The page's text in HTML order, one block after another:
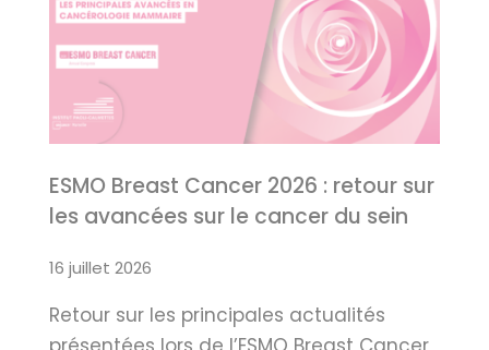
ESMO Breast Cancer 2026 : retour sur
les avancées sur le cancer du sein
16 juillet 2026
Retour sur les principales actualités